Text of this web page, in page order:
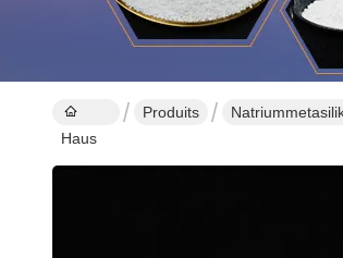
Haus
Produits